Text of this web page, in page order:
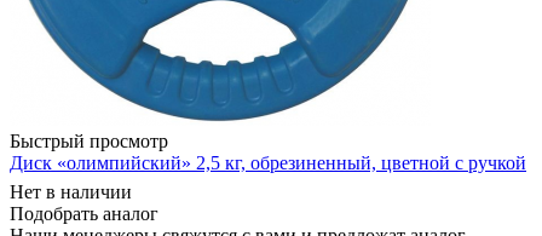
Быстрый просмотр
Диск «олимпийский» 2,5 кг, обрезиненный, цветной с ручкой
Нет в наличии
Подобрать аналог